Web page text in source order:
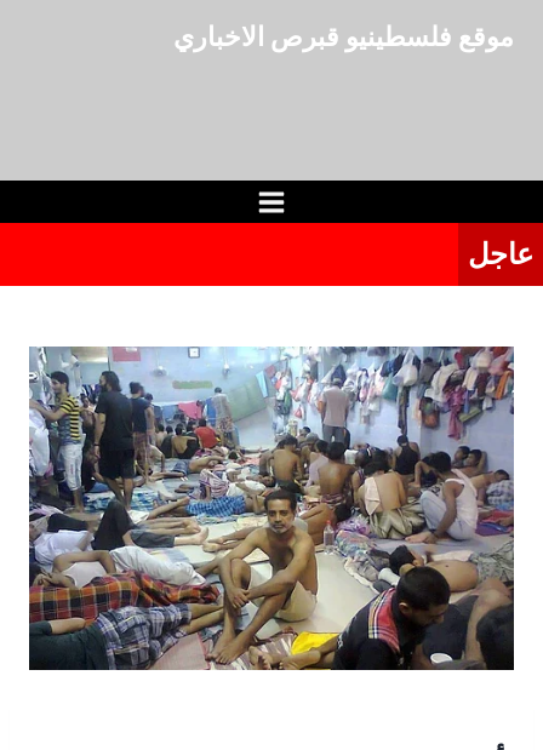
موقع فلسطينيو قبرص الاخباري
عاجل